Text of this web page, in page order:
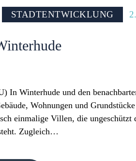
STADTENTWICKLUNG
In Winterhude und den
Wohnungen und
einmalige Villen, die ungeschützt
Zugleich…